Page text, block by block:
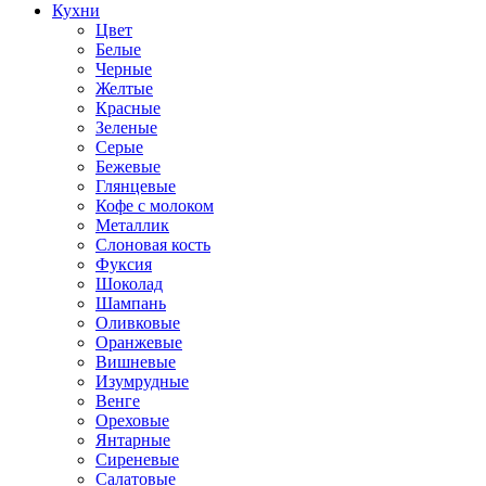
Кухни
Цвет
Белые
Черные
Желтые
Красные
Зеленые
Серые
Бежевые
Глянцевые
Кофе с молоком
Металлик
Слоновая кость
Фуксия
Шоколад
Шампань
Оливковые
Оранжевые
Вишневые
Изумрудные
Венге
Ореховые
Янтарные
Сиреневые
Салатовые